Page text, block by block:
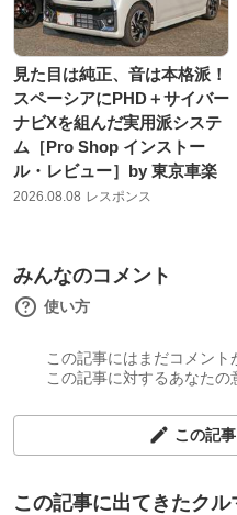
見た目は純正、音は本格派！
スペーシアにPHD＋サイバー
ナビXを組んだ実用派システ
ム［Pro Shop インストー
ル・レビュー］by 東京車楽
2026.08.08 レスポンス
みんなのコメント
使い方
この記事にはまだコメント
この記事に対するあなた
この記
この記事に出てきたクル